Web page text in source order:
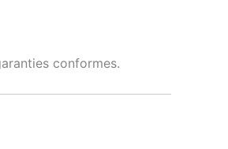
conformes.